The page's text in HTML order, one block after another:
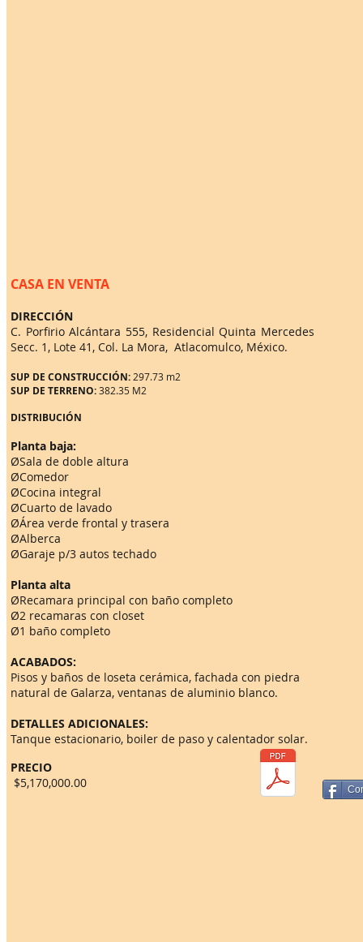
CASA EN VENTA
DIRECCIÓN
C. Porfirio Alcántara 555, Residencial Quinta Mercedes
Secc. 1, Lote 41, Col. La Mora, Atlacomulco, México.
SUP DE CONSTRUCCIÓN: 297.73 m2
SUP DE TERRENO:382.35 M2
DISTRIBUCIÓN
Planta baja:
ØSala de doble altura
ØComedor
ØCocina integral
ØCuarto de lavado
ØÁrea verde frontal y trasera
ØAlberca
ØGaraje p/3 autos techado
Planta alta
ØRecamara principal con baño completo
Ø2 recamaras con closet
Ø1 baño completo
ACABADOS:
Pisos y baños de loseta cerámica, fachada con piedra
natural de Galarza, ventanas de aluminio blanco.
DETALLES ADICIONALES:
Tanque estacionario, boiler de paso y calentador solar.
PRECIO
$5,170,000.00